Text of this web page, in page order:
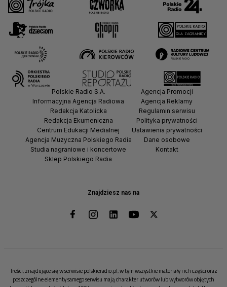
Znajdziesz nas na
Polskie Radio S.A.
Informacyjna Agencja Radiowa
Redakcja Katolicka
Redakcja Ekumeniczna
Centrum Edukacji Medialnej
Agencja Muzyczna Polskiego Radia
Studia nagraniowe i koncertowe
Sklep Polskiego Radia
Agencja Promocji
Agencja Reklamy
Regulamin serwisu
Polityka prywatności
Ustawienia prywatności
Dane osobowe
Kontakt
Treści, znajdujące się w serwisie polskieradio.pl, w tym wszystkie materiały i ich części oraz
poszczególne elementy samego serwisu mają charakter utworów lub wytworów objętych